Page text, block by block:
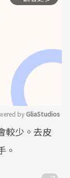
Mute
by GliaStudios
較少。去皮
。